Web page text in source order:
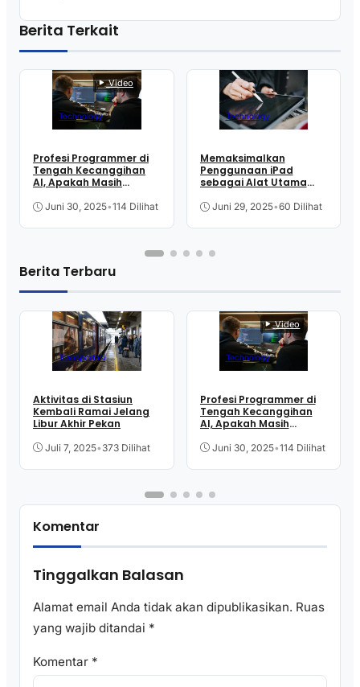
Berita Terkait
Video
Technology
Profesi Programmer di
Tengah Kecanggihan
AI, Apakah Masih
Juni 30, 2025•114 Dilihat
Technology
Memaksimalkan
Penggunaan iPad
sebagai Alat Utama
Juni 29, 2025•60 Dilihat
Berita Terbaru
Transportasi
Aktivitas di Stasiun
Kembali Ramai Jelang
Libur Akhir Pekan
Juli 7, 2025• 373 Dilihat
Video
Technology
Profesi Programmer di
Tengah Kecanggihan
AI, Apakah Masih
Juni 30, 2025•114 Dilihat
Komentar
Tinggalkan Balasan
Alamat email Anda tidak akan dipublikasikan. Ruas
yang wajib ditandai *
Komentar *